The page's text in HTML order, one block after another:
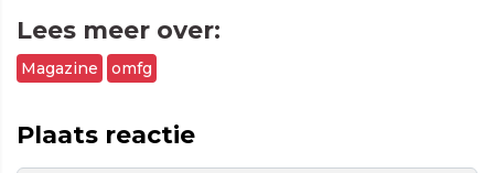
Lees meer over:
Magazine omfg
Plaats reactie